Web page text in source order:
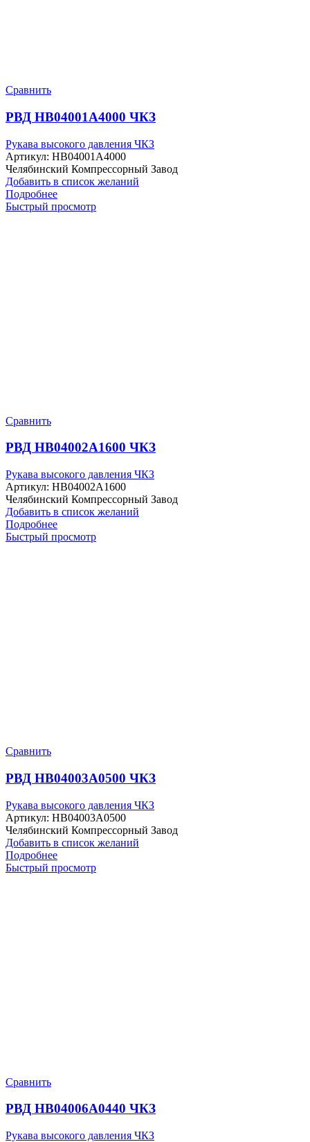
Сравнить
РВД HB04001A4000 ЧКЗ
Рукава высокого давления ЧКЗ
Артикул: HB04001A4000
Челябинский Компрессорный Завод
Добавить в список желаний
Подробнее
Быстрый просмотр
Сравнить
РВД HB04002A1600 ЧКЗ
Рукава высокого давления ЧКЗ
Артикул: HB04002A1600
Челябинский Компрессорный Завод
Добавить в список желаний
Подробнее
Быстрый просмотр
Сравнить
РВД HB04003A0500 ЧКЗ
Рукава высокого давления ЧКЗ
Артикул: HB04003A0500
Челябинский Компрессорный Завод
Добавить в список желаний
Подробнее
Быстрый просмотр
Сравнить
РВД HB04006A0440 ЧКЗ
Рукава высокого давления ЧКЗ